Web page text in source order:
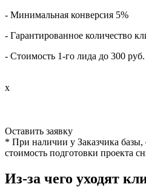
- Минимальная конверсия 5%
- Гарантированное количество
- Стоимость 1-го лида до 300 руб.
x
Оставить заявку
* При наличии у Заказчика базы,
стоимость подготовки проекта
Из-за чего уходят